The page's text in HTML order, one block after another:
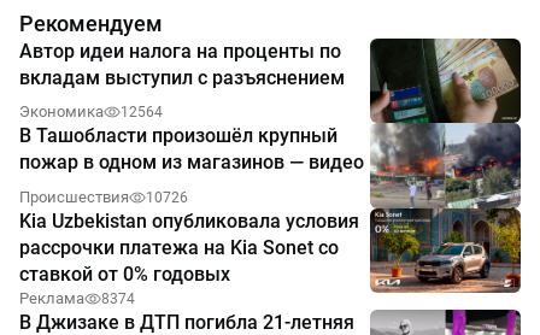
Рекомендуем
Автор идеи налога на проценты по
вкладам выступил с разъяснением
Экономика 12564
В Ташобласти произошёл крупный
пожар в одном из магазинов — видео
Происшествия 10726
Kia Uzbekistan опубликовала условия
рассрочки платежа на Kia Sonet со
ставкой от 0% годовых
Реклама 8374
В Джизаке в ДТП погибла 21-летняя